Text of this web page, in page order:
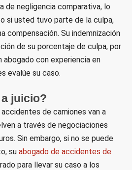
de negligencia comparativa, lo
si usted tuvo parte de la culpa,
compensación. Su indemnización
de su porcentaje de culpa, por
abogado con experiencia en
evalúe su caso.
juicio?
de camiones van a
a través de negociaciones
Sin embargo, si no se puede
su abogado de accidentes de
para llevar su caso a los